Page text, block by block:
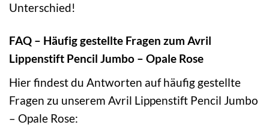
Unterschied!
FAQ – Häufig gestellte Fragen zum Avril
Lippenstift Pencil Jumbo – Opale Rose
Hier findest du Antworten auf häufig gestellte
Fragen zu unserem Avril Lippenstift Pencil Jumbo
– Opale Rose: